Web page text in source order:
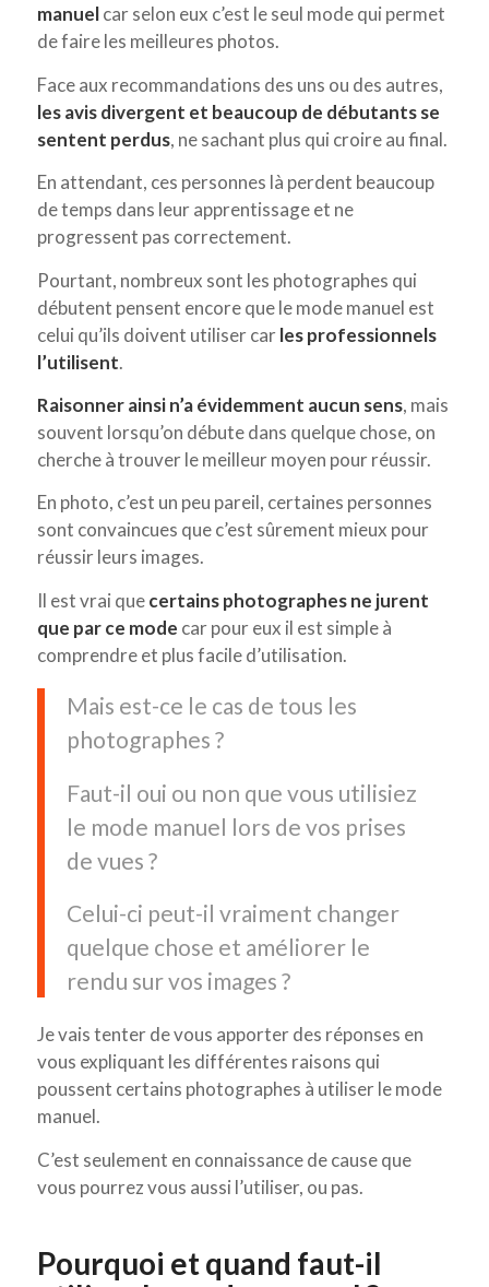
manuelcar selon eux c’est le seul mode qui permet
de faire les meilleures photos.
Face aux recommandations des uns ou des autres,
les avis divergent et beaucoup de débutants se
sentent perdus, ne sachant plus qui croire au final.
En attendant, ces personnes là perdent beaucoup
de temps dans leur apprentissage et ne
progressent pas correctement.
Pourtant, nombreux sont les photographes qui
débutent pensent encore que le mode manuel est
celui qu’ils doivent utiliser carles professionnels
l’utilisent.
Raisonner ainsi n’a évidemment aucun sens, mais
souvent lorsqu’on débute dans quelque chose, on
cherche à trouver le meilleur moyen pour réussir.
En photo, c’est un peu pareil, certaines personnes
sont convaincues que c’est sûrement mieux pour
réussir leurs images.
Il est vrai quecertains photographes ne jurent
que par ce mode car pour eux il est simple à
comprendre et plus facile d’utilisation.
Mais est-ce le cas de tous les
photographes ?
Faut-il oui ou non que vous utilisiez
le mode manuel lors de vos prises
de vues ?
Celui-ci peut-il vraiment changer
quelque chose et améliorer le
rendu sur vos images ?
Je vais tenter de vous apporter des réponses en
vous expliquant les différentes raisons qui
poussent certains photographes à utiliser le mode
manuel.
C’est seulement en connaissance de cause que
vous pourrez vous aussi l’utiliser, ou pas.
Pourquoi et quand faut-il